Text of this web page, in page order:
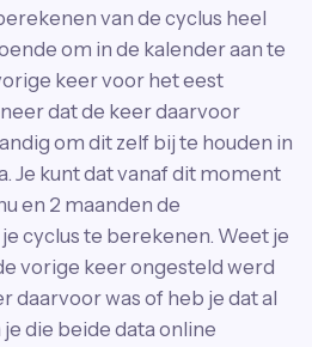
van de cyclus heel
om in de kalender aan te
keer voor het eest
dat de keer daarvoor
om dit zelf bij te houden in
Je kunt dat vanaf dit moment
en 2 maanden de
cyclus te berekenen. Weet je
vorige keer ongesteld werd
daarvoor was of heb je dat al
die beide data online